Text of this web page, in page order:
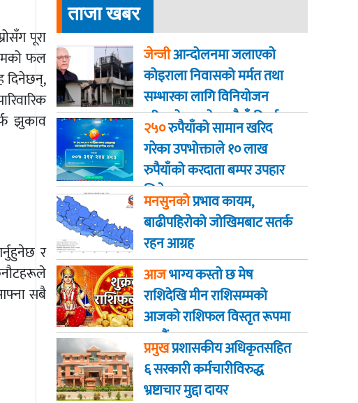
पूरा
फल
दिनेछन्,
झुकाव
र
सबै
ताजा खबर
जेन्जीआन्दोलनमा जलाएकाे
कोइराला निवासको मर्मत तथा
सम्भारका लागि विनियोजन
गरिएको २ करोड रुपैयाँ फिर्ता
२५०रुपैयाँको सामान खरिद
गरेका उपभोक्ताले १० लाख
रुपैयाँको करदाता बम्पर उपहार
जिते
मनसुनकोप्रभाव कायम,
बाढीपहिरोको जोखिमबाट सतर्क
रहन आग्रह
आजभाग्य कस्ताे छ मेष
राशिदेखि मीन राशिसम्मको
आजको राशिफल विस्तृत रूपमा
जानौं
प्रमुखप्रशासकीय अधिकृतसहित
६ सरकारी कर्मचारीविरुद्ध
भ्रष्टाचार मुद्दा दायर